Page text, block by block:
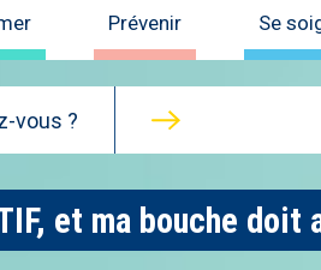
Prévenir Se
vous ?
et ma bouche